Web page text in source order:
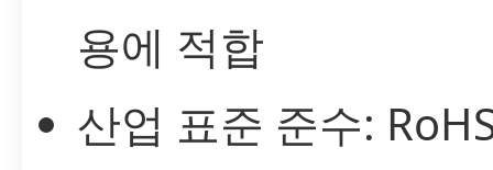
용에 적합
산업 표준 준수: